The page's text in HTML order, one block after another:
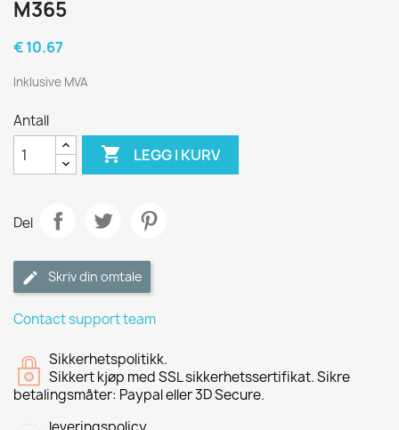
M365
€ 10.67
Inklusive MVA
Antall
 LEGG I KURV
Del
Skriv din omtale
Contact support team
Sikkerhetspolitikk.
Sikkert kjøp med SSL sikkerhetssertifikat. Sikre
betalingsmåter: Paypal eller 3D Secure.